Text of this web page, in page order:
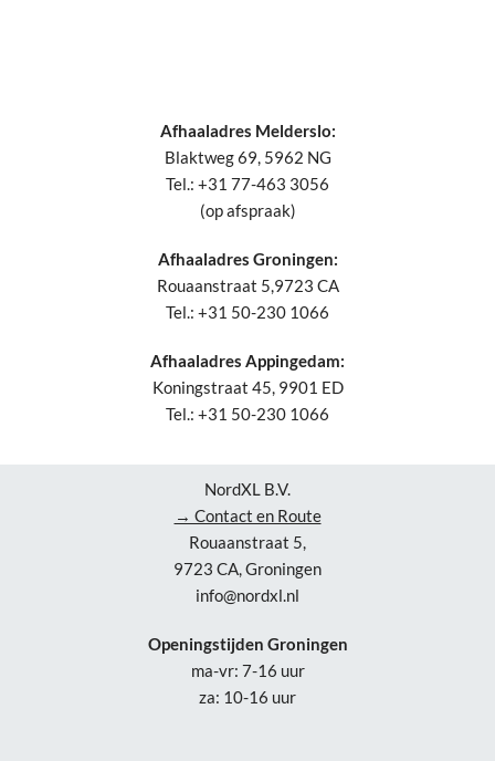
Afhaaladres Melderslo:
Blaktweg 69, 5962 NG
Tel.: +31 77-463 3056
(op afspraak)
Afhaaladres Groningen:
Rouaanstraat 5,9723 CA
Tel.: +31 50-230 1066
Afhaaladres Appingedam:
Koningstraat 45, 9901 ED
Tel.: +31 50-230 1066
NordXL B.V.
→ Contact en Route
Rouaanstraat 5,
9723 CA, Groningen
info@nordxl.nl
Openingstijden Groningen
ma-vr: 7-16 uur
za: 10-16 uur